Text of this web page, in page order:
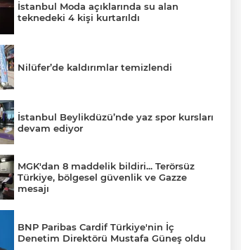
İstanbul Moda açıklarında su alan
teknedeki 4 kişi kurtarıldı
Nilüfer’de kaldırımlar temizlendi
İstanbul Beylikdüzü’nde yaz spor kursları
devam ediyor
MGK'dan 8 maddelik bildiri... Terörsüz
Türkiye, bölgesel güvenlik ve Gazze
mesajı
BNP Paribas Cardif Türkiye'nin İç
Denetim Direktörü Mustafa Güneş oldu